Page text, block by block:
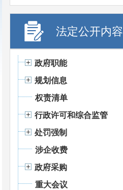
法定公开内容
政府职能
规划信息
权责清单
行政许可和综合监管
处罚强制
涉企收费
政府采购
重大会议